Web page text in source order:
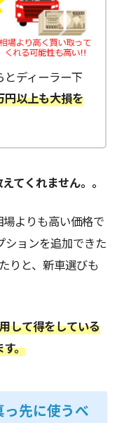
とディーラー下
円以上も大損を
てくれません。。
よりも高い価格で
ョンを追加できた
りと、新車選びも
して得をしている
。
先に使うべ